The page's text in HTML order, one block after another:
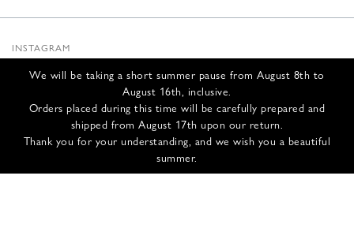
We will be taking a short summer pause from August 8th to
August 16th, inclusive.
Orders placed during this time will be carefully prepared and
shipped from August 17th upon our return.
Thank you for your understanding, and we wish you a beautiful
summer.
INSTAGRAM
INFOS
NOUS CONTACTER
EXPÉDITION ET RETOURS